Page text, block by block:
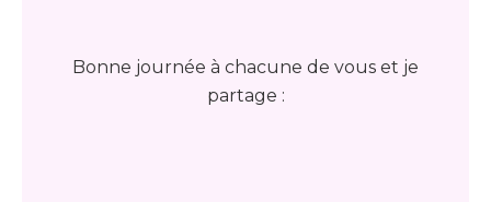
Bonne journée à chacune de vous et je
partage :